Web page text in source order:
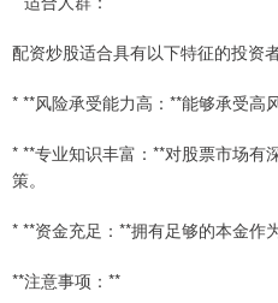
配资炒股适合具有以下特征的投资
* **风险承受能力高：**能够承受高
* **专业知识丰富：**对股票市场有
策。
* **资金充足：**拥有足够的本金作
**注意事项：**